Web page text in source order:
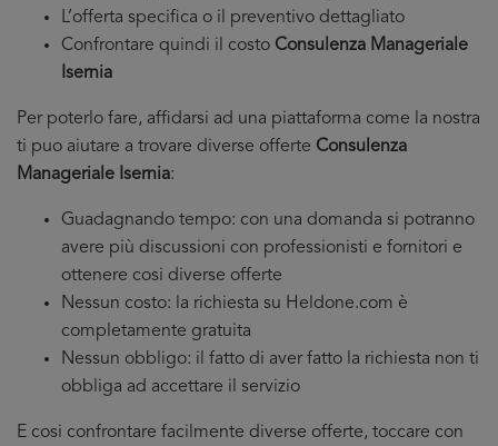
L’offerta specifica o il preventivo dettagliato
Confrontare quindi il costo Consulenza Manageriale
Isernia
Per poterlo fare, affidarsi ad una piattaforma come la nostra
ti puo aiutare a trovare diverse offerte Consulenza
Manageriale Isernia:
Guadagnando tempo: con una domanda si potranno
avere più discussioni con professionisti e fornitori e
ottenere cosi diverse offerte
Nessun costo: la richiesta su Heldone.com è
completamente gratuita
Nessun obbligo: il fatto di aver fatto la richiesta non ti
obbliga ad accettare il servizio
E cosi confrontare facilmente diverse offerte, toccare con